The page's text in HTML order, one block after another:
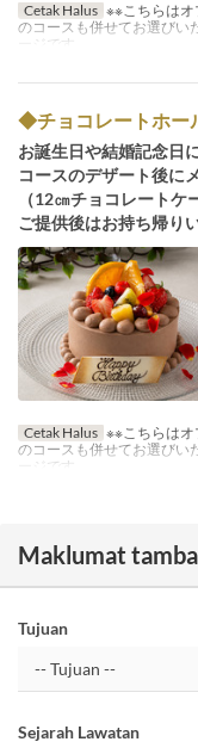
Cetak Halus ※※こちらは
のコースも併せてお選びい
ージです
◆チョコレートホー
お誕生日や結婚記念日
コースのデザート後に
（12㎝チョコレートケ
ご提供後はお持ち帰り
Cetak Halus ※※こちらは
のコースも併せてお選びい
ージです
Maklumat
Tujuan
Sejarah Lawatan